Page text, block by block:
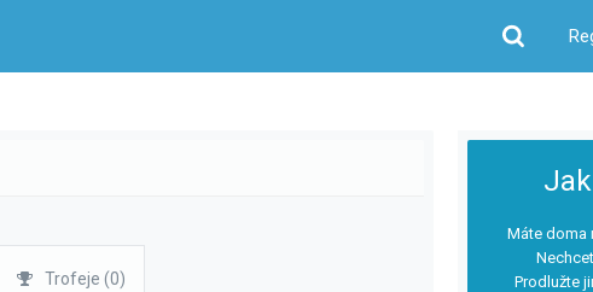
Hledat
Máte doma
Prodlužte
Trofeje (0)